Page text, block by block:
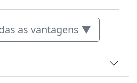
as vantagens ▼